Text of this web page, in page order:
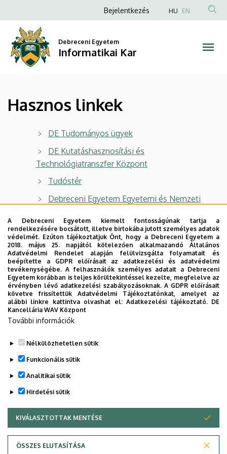
linkek
Informatikai
a
tartalomra
Anonim
fiók
menüje
Bejelentkezés HU EN
Debreceni Egyetem
Informatikai Kar
Hasznos linkek
DE Tudományos ügyek
DE Kutatáshasznosítási és
Technológiatranszfer Központ
Tudóstér
Debreceni Egyetem Egyetemi és Nemzeti
Magyar Tudományos Akadémia
Magyar Tudományos Művek Tára
Nemzeti Kutatási, Fejlesztési és Innovációs
Hivatal
Pályázatok
GOOGLE Scholar
Legutóbbi frissítés: 2023. 02. 16. 13:31
Adatvédelem
A Debreceni Egyetem kiemelt fontosságúnak tartja a
rendelkezésére bocsátott, illetve birtokába jutott személyes adatok
védelmét. Ezúton tájékoztatjuk Önt, hogy a Debreceni Egyetem a
2018. május 25. napjától kötelezően alkalmazandó Általános
Adatvédelmi Rendelet alapján felülvizsgálta folyamatait és
beépítette a GDPR előírásait az adatkezelési és adatvédelmi
tevékenységébe. A felhasználók személyes adatait a Debreceni
Egyetem korábban is teljes körültekintéssel kezelte, megfelelve az
érvényben lévő adatkezelési szabályozásoknak. A GDPR előírásait
követve frissítettük Adatvédelmi Tájékoztatónkat, amelyet az
alábbi linkre kattintva olvashat el:Adatkezelési tájékoztató. DE
Kancellária WAV Központ
További információk
Nélkülözhetetlen sütik
Funkcionális sütik
Analitikai sütik
Hirdetési sütik
KIVÁLASZTOTTAK MENTÉSE
ÖSSZES ELUTASÍTÁSA
WITHDRAW CONSENT